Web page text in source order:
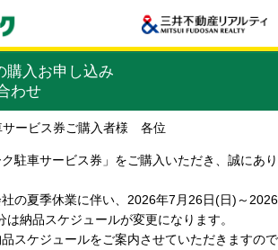
購入お申し込み
わせ
サービス券ご購入者様 各位
駐車サービス券」をご購入いただき、誠にあり
の夏季休業に伴い、2026年7月26日(日)～2026
納品スケジュールが変更になります。
スケジュールをご案内させていただきますので